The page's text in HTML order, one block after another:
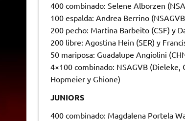
400 combinado: Selene Alborzen
100 espalda: Andrea Berrino
200 pecho: Martina Barbeito (CSF) y
200 libre: Agostina Hein (SER) y
50 mariposa: Guadalupe Angiolini
4×100 combinado: NSAGVB (Dieleke,
Hopmeier y Ghione)
JUNIORS
400 combinado: Magdalena Portela